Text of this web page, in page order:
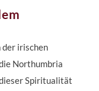
der irischen
Northumbria
Spiritualität